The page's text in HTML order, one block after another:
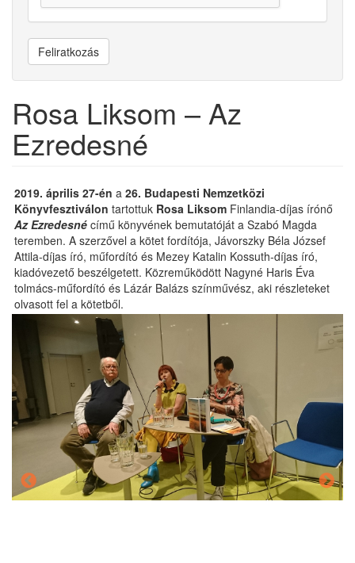
Feliratkozás
Rosa Liksom – Az
Ezredesné
2019. április 27-én a 26. Budapesti Nemzetközi
Könyvfesztiválon tartottuk Rosa Liksom Finlandia-díjas írónő
Az Ezredesné című könyvének bemutatóját a Szabó Magda
teremben. A szerzővel a kötet fordítója, Jávorszky Béla József
Attila-díjas író, műfordító és Mezey Katalin Kossuth-díjas író,
kiadóvezető beszélgetett. Közreműködött Nagyné Haris Éva
tolmács-műfordító és Lázár Balázs színművész, aki részleteket
olvasott fel a kötetből.